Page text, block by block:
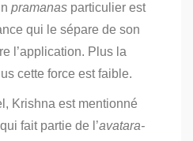
pramanas particulier est
qui le sépare de son
l’application. Plus la
cette force est faible.
Krishna est mentionné
fait partie de l’avatara-